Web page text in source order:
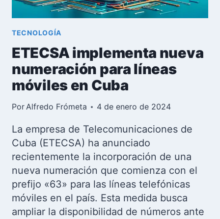
DE
REGALO
TECNOLOGÍA
ETECSA implementa nueva
numeración para líneas
móviles en Cuba
PorAlfredo Frómeta 4 de enero de 2024
La empresa de Telecomunicaciones de
Cuba (ETECSA) ha anunciado
recientemente la incorporación de una
nueva numeración que comienza con el
prefijo «63» para las líneas telefónicas
móviles en el país. Esta medida busca
ampliar la disponibilidad de números ante